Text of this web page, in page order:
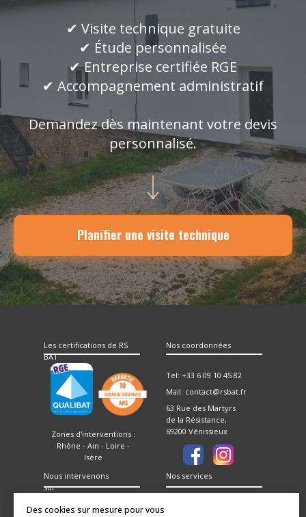
✔ Visite technique gratuite
✔ Étude personnalisée
✔ Entreprise certifiée RGE
✔ Accompagnement administratif
Demandez dès maintenant votre devis
personnalisé.
Planifier une visite technique
Oullins-Pierre-
63 Rue des Martyrs
de la Résistance,
69200 Vénissieux
Zones d'interventions :
Rhône - Ain - Loire -
Isère
Tel: +33 6 09 10 45 82
Mail: contact@rsbat.fr
Nos coordonnées
Nous intervenons
sur
Nos services
Les certifications de RS
BAT
Des cookies sur mesure pour vous